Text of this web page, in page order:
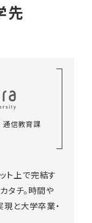
先
通信教育課
ト上で完結す
タチ。時間や
現と大学卒業・